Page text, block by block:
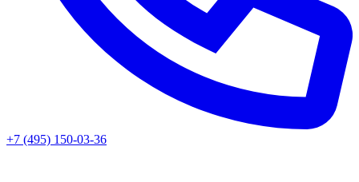
+7 (495) 150-03-36